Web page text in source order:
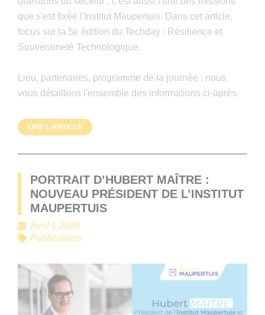
que s'est fixée l'Institut Maupertuis. Dans cet article,
focus sur la 5e édition du Techday : Résilience et
Souveraineté Technologique.
Lieu, partenaires, programme de la journée : nous
vous détaillons l'ensemble des informations ci-après.
LIRE L'ARTICLE
PORTRAIT D’HUBERT MAÎTRE :
NOUVEAU PRÉSIDENT DE L’INSTITUT
MAUPERTUIS
Avril 1 2026
Publications